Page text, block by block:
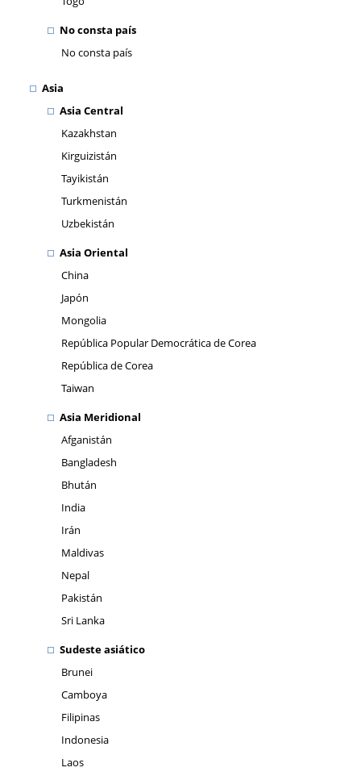
No consta país
No consta país
Asia
Asia Central
Kazakhstan
Kirguizistán
Tayikistán
Turkmenistán
Uzbekistán
Asia Oriental
China
Japón
Mongolia
República Popular Democrática de Corea
República de Corea
Taiwan
Asia Meridional
Afganistán
Bangladesh
Bhután
India
Irán
Maldivas
Nepal
Pakistán
Sri Lanka
Sudeste asiático
Brunei
Camboya
Filipinas
Indonesia
Laos